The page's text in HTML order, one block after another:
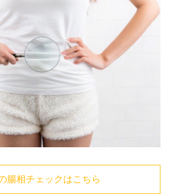
腸相チェックはこちら